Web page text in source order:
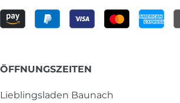
ÖFFNUNGSZEITEN
Lieblingsladen Baunach